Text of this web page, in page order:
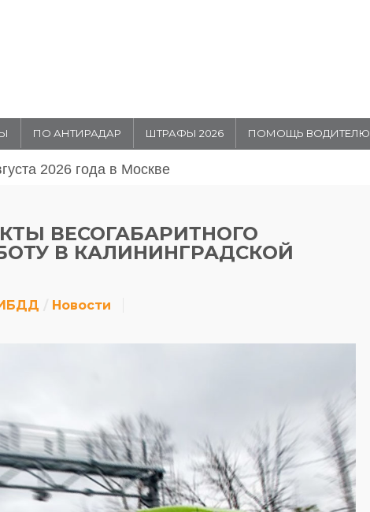
ПО АНТИРАДАР ШТРАФЫ 2026 ПОМОЩЬ ВОДИТЕЛЮ
1 августа 20026 года в Москве
ВЕСОГАБАРИТНОГО
В КАЛИНИНГРАДСКОЙ
Новости